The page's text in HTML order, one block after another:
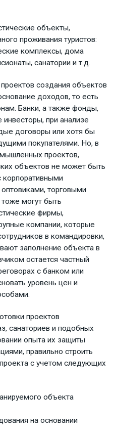
объекты,
проживания туристов:
комплексы, дома
санатории и т.д.
создания объектов
доходов, то есть
Банки, а также фонды,
инвесторы, при анализе
договоры или хотя бы
покупателями. Но, в
проектов,
объектов не может быть
торговыми
могут быть
фирмы,
компании, которые
в командировки,
заполнение объекта в
остается частный
с банком или
уровень цен и
проектов
санаториев и подобных
опыта их защиты
правильно строить
с учетом следующих
объекта
на основании